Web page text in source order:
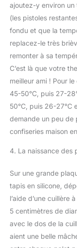
ajoutez-y environ
(les pistoles
fondu et que la
replacez-le très
remonter à sa
C’est là que votre
meilleur ami ! Pour
45-50°C, puis 27-
50°C, puis 26-27°C
demande un peu de
confiseries maison
4. La naissance des
Sur une grande
tapis en silicone,
l’aide d’une cuillère
5 centimètres de
avec le dos de la
aient une belle